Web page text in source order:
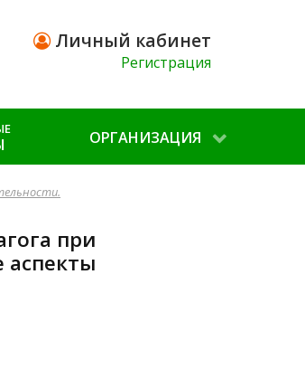
Личный кабинет
Регистрация
ОРГАНИЗАЦИЯ
при
аспекты